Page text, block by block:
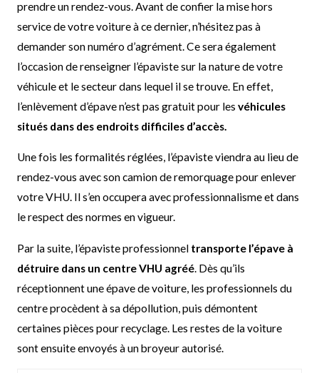
prendre un rendez-vous. Avant de confier la mise hors
service de votre voiture à ce dernier, n’hésitez pas à
demander son numéro d’agrément. Ce sera également
l’occasion de renseigner l’épaviste sur la nature de votre
véhicule et le secteur dans lequel il se trouve. En effet,
l’enlèvement d’épave n’est pas gratuit pour les véhicules
situés dans des endroits difficiles d’accès.
Une fois les formalités réglées, l’épaviste viendra au lieu de
rendez-vous avec son camion de remorquage pour enlever
votre VHU. Il s’en occupera avec professionnalisme et dans
le respect des normes en vigueur.
Par la suite, l’épaviste professionnel transporte l’épave à
détruire dans un centre VHU agréé. Dès qu’ils
réceptionnent une épave de voiture, les professionnels du
centre procèdent à sa dépollution, puis démontent
certaines pièces pour recyclage. Les restes de la voiture
sont ensuite envoyés à un broyeur autorisé.